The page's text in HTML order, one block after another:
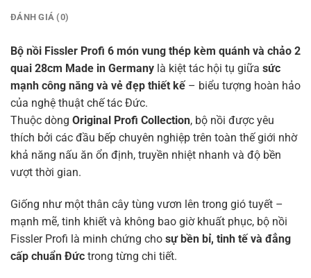
ĐÁNH GIÁ (0)
Bộ nồi Fissler Profi 6 món vung thép kèm quánh và chảo 2
quai 28cm Made in Germany là kiệt tác hội tụ giữa sức
mạnh công năng và vẻ đẹp thiết kế– biểu tượng hoàn hảo
của nghệ thuật chế tác Đức.
Thuộc dòng Original Profi Collection, bộ nồi được yêu
thích bởi các đầu bếp chuyên nghiệp trên toàn thế giới nhờ
khả năng nấu ăn ổn định, truyền nhiệt nhanh và độ bền
vượt thời gian.
Giống như một thân cây tùng vươn lên trong gió tuyết –
mạnh mẽ, tinh khiết và không bao giờ khuất phục, bộ nồi
Fissler Profi là minh chứng cho sự bền bỉ, tinh tế và đẳng
cấp chuẩn Đức trong từng chi tiết.